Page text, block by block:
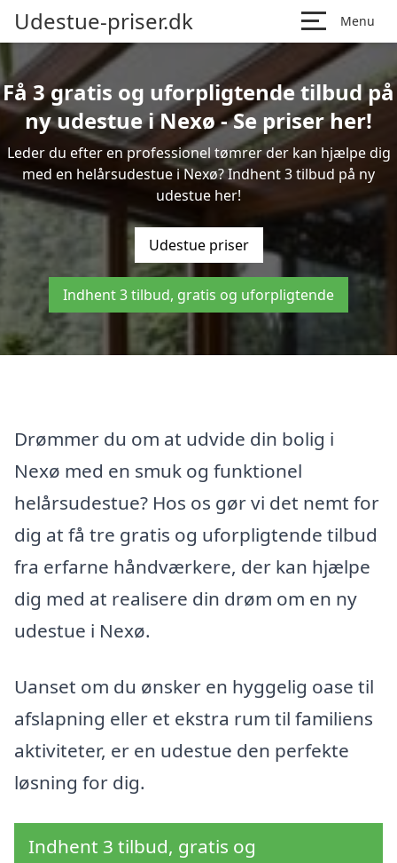
Udestue-priser.dk Menu
Få 3 gratis og uforpligtende tilbud på
ny udestue i Nexø - Se priser her!
Leder du efter en professionel tømrer der kan hjælpe dig
med en helårsudestue i Nexø? Indhent 3 tilbud på ny
udestue her!
Udestue priser
Indhent 3 tilbud, gratis og uforpligtende
Drømmer du om at udvide din bolig i
Nexø med en smuk og funktionel
helårsudestue? Hos os gør vi det nemt for
dig at få tre gratis og uforpligtende tilbud
fra erfarne håndværkere, der kan hjælpe
dig med at realisere din drøm om en ny
udestue i Nexø.
Uanset om du ønsker en hyggelig oase til
afslapning eller et ekstra rum til familiens
aktiviteter, er en udestue den perfekte
løsning for dig.
Indhent 3 tilbud, gratis og